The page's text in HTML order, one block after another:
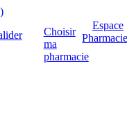
Choisir
ma
pharmacie
Espace